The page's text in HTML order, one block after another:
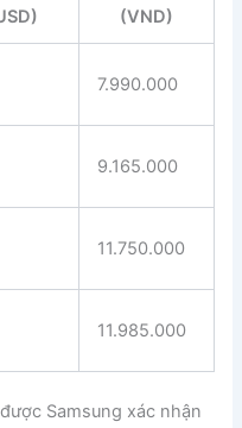
(VND)
7.990.000
9.165.000
11.750.000
11.985.000
Samsung xác nhận